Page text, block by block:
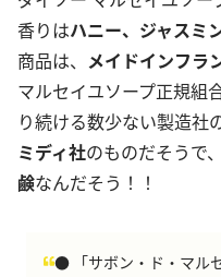
香りはハニー、ジャスミ
商品は、 メイドインフラ
マルセイユソープ正規組
り続ける数少ない製造社
ミディ社のものだそうで、
鹸なんだそう！！
● 「サボン・ド・マル